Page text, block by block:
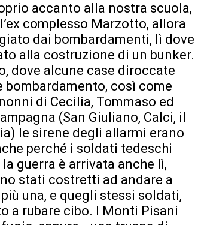
accanto alla nostra scuola,
complesso Marzotto, allora
dai bombardamenti, lì dove
alla costruzione di un bunker.
dove alcune case diroccate
così come
di Cecilia, Tommaso ed
(San Giuliano, Calci, il
le sirene degli allarmi erano
perché i soldati tedeschi
guerra è arrivata anche lì,
stati costretti ad andare a
una, e quegli stessi soldati,
a rubare cibo. I Monti Pisani